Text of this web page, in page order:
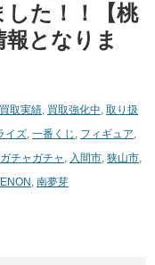
した！！【桃
となりま
取実績, 買取強化中, 取り扱
イズ, 一番くじ , フィギュア,
ガチャガチャ , 入間市, 狭山市,
, 南夢芽